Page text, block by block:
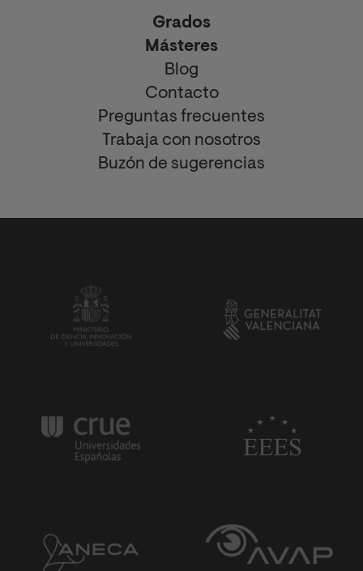
Grados
Másteres
Blog
Contacto
Preguntas frecuentes
Trabaja con nosotros
Buzón de sugerencias